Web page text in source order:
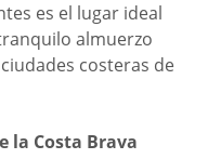
es el lugar ideal
almuerzo
costeras de
la Costa Brava